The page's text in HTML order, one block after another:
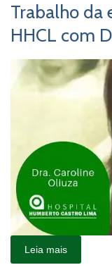
Trabalho da
HHCL com
Leia mais